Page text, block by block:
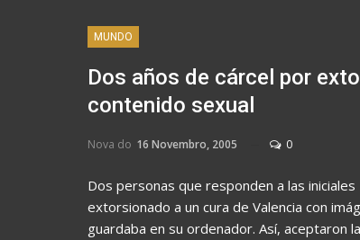
MUNDO
Dos años de cárcel por
contenido sexual
Nova do 16 Novembro, 2005 0
Dos personas que responden a las iniciales
extorsionado a un cura de Valencia con
guardaba en su ordenador. Así, aceptaron